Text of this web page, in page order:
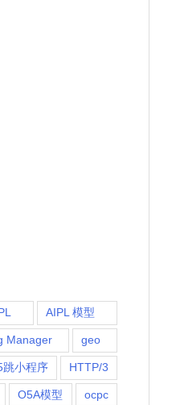
AIPL 模型
Manager geo
跳小程序 HTTP/3
O5A模型 ocpc